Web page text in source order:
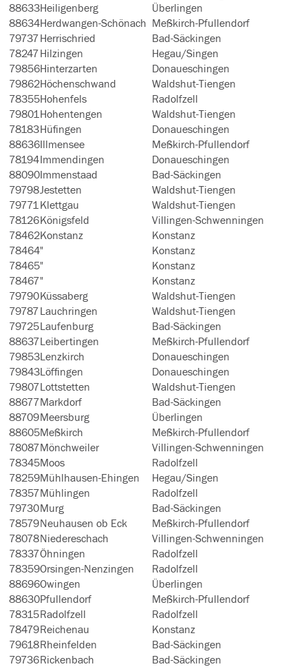
88633Heiligenberg
Überlingen
88634Herdwangen-Schönach Meßkirch-Pfullendorf
79737Herrischried
Bad-Säckingen
78247Hilzingen
Hegau/Singen
79856Hinterzarten
Donaueschingen
79862Höchenschwand
Waldshut-Tiengen
78355Hohenfels
Radolfzell
79801Hohentengen
Waldshut-Tiengen
78183Hüfingen
Donaueschingen
88636Illmensee
Meßkirch-Pfullendorf
78194Immendingen
Donaueschingen
88090Immenstaad
Bad-Säckingen
79798Jestetten
Waldshut-Tiengen
79771Klettgau
Waldshut-Tiengen
78126Königsfeld
Villingen-Schwenningen
78462Konstanz
Konstanz
78464"
Konstanz
78465"
Konstanz
78467"
Konstanz
79790Küssaberg
Waldshut-Tiengen
79787Lauchringen
Waldshut-Tiengen
79725Laufenburg
Bad-Säckingen
88637Leibertingen
Meßkirch-Pfullendorf
79853Lenzkirch
Donaueschingen
79843Löffingen
Donaueschingen
79807Lottstetten
Waldshut-Tiengen
88677Markdorf
Bad-Säckingen
88709Meersburg
Überlingen
88605Meßkirch
Meßkirch-Pfullendorf
78087Mönchweiler
Villingen-Schwenningen
78345Moos
Radolfzell
78259Mühlhausen-Ehingen
Hegau/Singen
78357Mühlingen
Radolfzell
79730Murg
Bad-Säckingen
78579Neuhausen ob Eck
Meßkirch-Pfullendorf
78078Niedereschach
Villingen-Schwenningen
78337Öhningen
Radolfzell
78359Orsingen-Nenzingen
Radolfzell
88696Owingen
Überlingen
88630Pfullendorf
Meßkirch-Pfullendorf
78315Radolfzell
Radolfzell
78479Reichenau
Konstanz
79618Rheinfelden
Bad-Säckingen
79736Rickenbach Bad-Säckingen